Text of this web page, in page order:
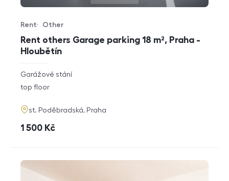
Rent others Garage parking 18 m², Praha -
Hloubětín
Offer type
Rent
Property type
Other
rozměry
disposition
Garážové stání
funkce
top floor
adresa
st. Poděbradská, Praha
cena
1 500 Kč